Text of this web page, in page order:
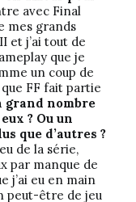
avec Final
mes grands
et j’ai tout de
que je
un coup de
FF fait partie
grand nombre
? Ou un
que d’autres ?
de la série,
par manque de
j’ai eu en main
peut-être de jeu